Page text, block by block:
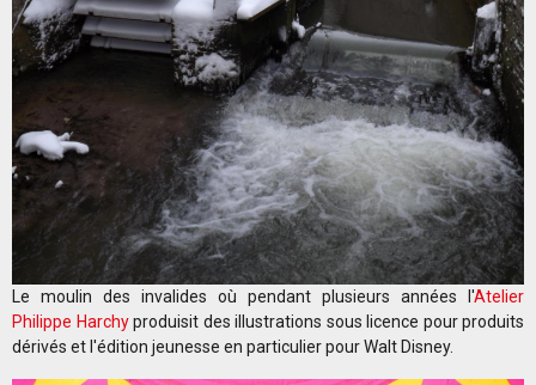
Le moulin des invalides où pendant plusieurs années l'Atelier
Philippe Harchyproduisit des illustrations sous licence pour produits
dérivés et l'édition jeunesse en particulier pour Walt Disney.